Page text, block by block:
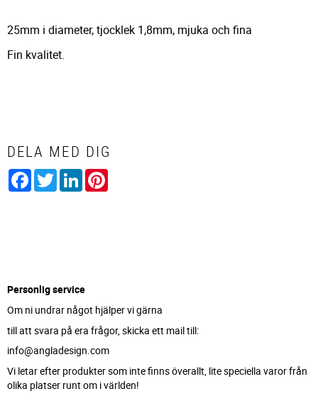
25mm i diameter, tjocklek 1,8mm, mjuka och fina
Fin kvalitet.
DELA MED DIG
Facebook
TwitterLinkedIn
Personlig service
Om ni undrar något hjälper vi gärna
till att svara på era frågor, skicka ett mail till:
info@angladesign.com
Vi letar efter produkter som inte finns överallt, lite speciella varor från
olika platser runt om i världen!